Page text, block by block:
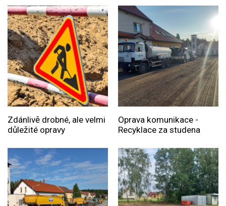
Zdánlivě drobné, ale velmi
důležité opravy
Oprava komunikace -
Recyklace za studena